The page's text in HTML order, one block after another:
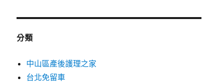
分類
中山區產後護理之家
台北免留車